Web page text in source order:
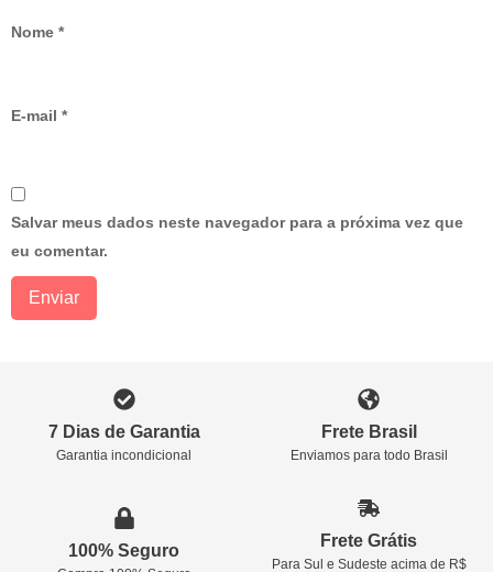
Nome *
E-mail *
Salvar meus dados neste navegador para a próxima vez que
eu comentar.
7 Dias de Garantia
Garantia incondicional
Frete Brasil
Enviamos para todo Brasil
100% Seguro
Frete Grátis
Para Sul e Sudeste acima de R$